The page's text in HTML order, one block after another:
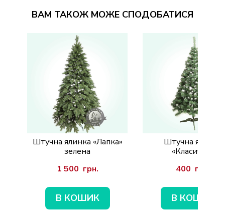
ВАМ ТАКОЖ МОЖЕ СПОДОБАТИСЯ
Штучна ялинка «Лапка»
зелена
1 500  грн.
В КОШИК
Штучна ялинка
«Класична»
400  грн.
В КОШИК